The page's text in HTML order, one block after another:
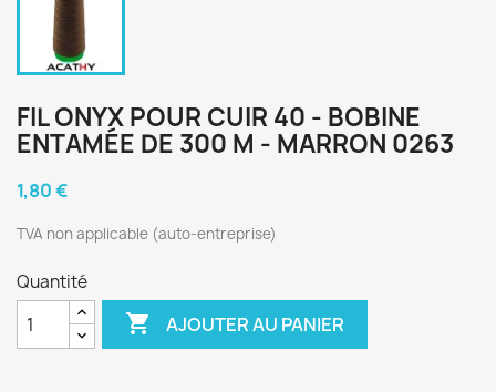
FIL ONYX POUR CUIR 40 - BOBINE
ENTAMÉE DE 300 M - MARRON 0263
1,80 €
TVA non applicable (auto-entreprise)
Quantité
 AJOUTER AU PANIER